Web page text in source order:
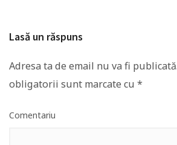
Lasă un răspuns
Adresa ta de email nu va fi publicată.
obligatorii sunt marcate cu *
Comentariu